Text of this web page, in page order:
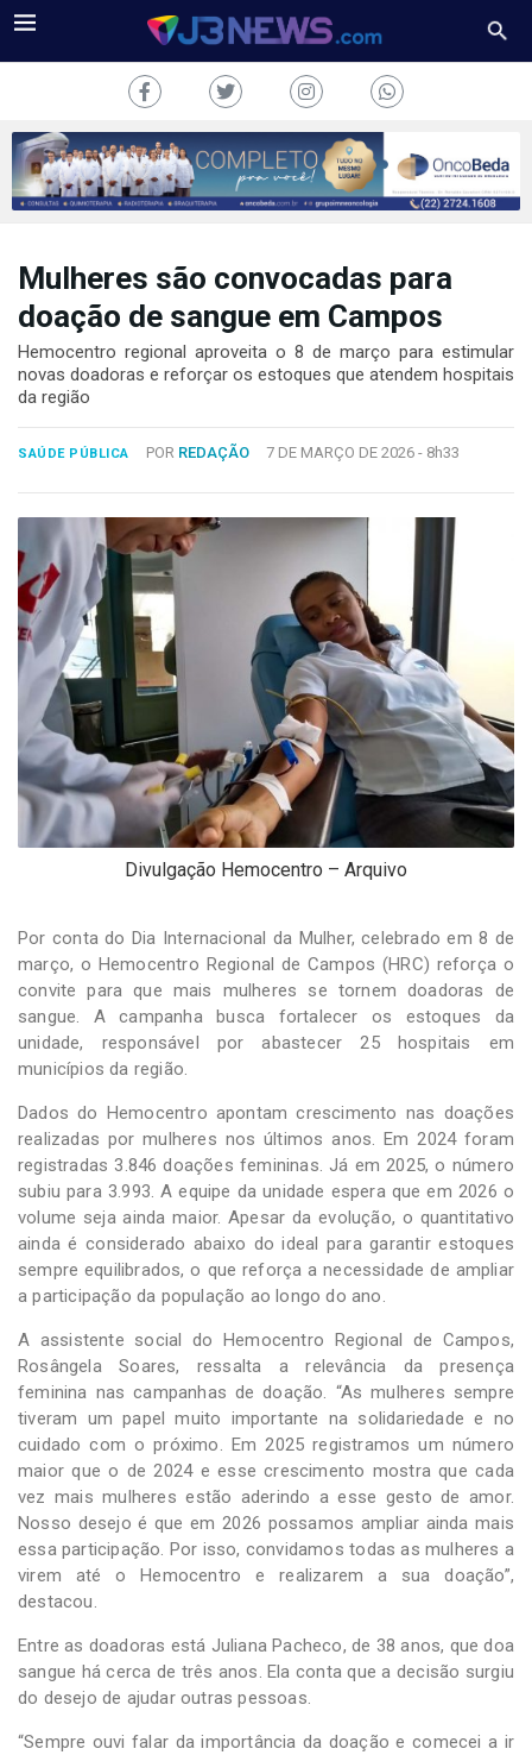
J3NEWS
COLUNAS
FALE
CONOSCO
Copyright
2024
Desenvolvido
por
Hesea
Tecnologia
Sistemas
Mulheres são convocadas para
doação de sangue em Campos
Hemocentro regional aproveita o 8 de março para estimular
novas doadoras e reforçar os estoques que atendem hospitais
da região
SAÚDE PÚBLICA POR REDAÇÃO 7 DE MARÇO DE 2026 - 8h33
Divulgação Hemocentro – Arquivo
Por conta do Dia Internacional da Mulher, celebrado em 8 de
março, o Hemocentro Regional de Campos (HRC) reforça o
convite para que mais mulheres se tornem doadoras de
sangue. A campanha busca fortalecer os estoques da
unidade, responsável por abastecer 25 hospitais em
municípios da região.
Dados do Hemocentro apontam crescimento nas doações
realizadas por mulheres nos últimos anos. Em 2024 foram
registradas 3.846 doações femininas. Já em 2025, o número
subiu para 3.993. A equipe da unidade espera que em 2026 o
volume seja ainda maior. Apesar da evolução, o quantitativo
ainda é considerado abaixo do ideal para garantir estoques
sempre equilibrados, o que reforça a necessidade de ampliar
a participação da população ao longo do ano.
A assistente social do Hemocentro Regional de Campos,
Rosângela Soares, ressalta a relevância da presença
feminina nas campanhas de doação. “As mulheres sempre
tiveram um papel muito importante na solidariedade e no
cuidado com o próximo. Em 2025 registramos um número
maior que o de 2024 e esse crescimento mostra que cada
vez mais mulheres estão aderindo a esse gesto de amor.
Nosso desejo é que em 2026 possamos ampliar ainda mais
essa participação. Por isso, convidamos todas as mulheres a
virem até o Hemocentro e realizarem a sua doação”,
destacou.
Entre as doadoras está Juliana Pacheco, de 38 anos, que doa
sangue há cerca de três anos. Ela conta que a decisão surgiu
do desejo de ajudar outras pessoas.
“Sempre ouvi falar da importância da doação e comecei a ir